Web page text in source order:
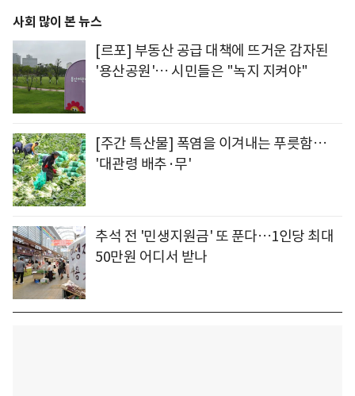
사회 많이 본 뉴스
[르포] 부동산 공급 대책에 뜨거운 감자된
'용산공원'… 시민들은 "녹지 지켜야"
[주간 특산물] 폭염을 이겨내는 푸릇함…
'대관령 배추·무'
추석 전 '민생지원금' 또 푼다…1인당 최대
50만원 어디서 받나